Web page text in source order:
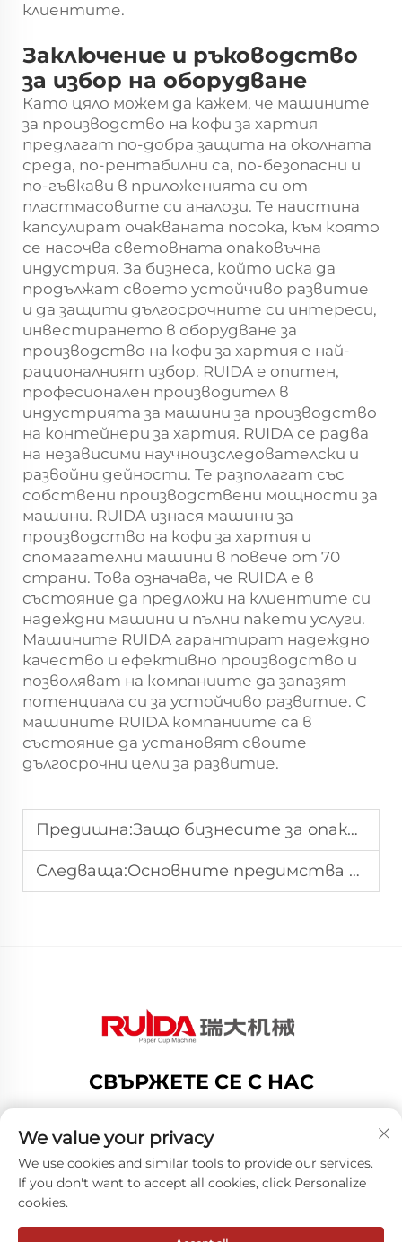
клиентите.
Заключение и ръководство
за избор на оборудване
Като цяло можем да кажем, че машините
за производство на кофи за хартия
предлагат по-добра защита на околната
среда, по-рентабилни са, по-безопасни и
по-гъвкави в приложенията си от
пластмасовите си аналози. Те наистина
капсулират очакваната посока, към която
се насочва световната опаковъчна
индустрия. За бизнеса, който иска да
продължат своето устойчиво развитие
и да защити дългосрочните си интереси,
инвестирането в оборудване за
производство на кофи за хартия е най-
рационалният избор. RUIDA е опитен,
професионален производител в
индустрията за машини за производство
на контейнери за хартия. RUIDA се радва
на независими научноизследователски и
развойни дейности. Те разполагат със
собствени производствени мощности за
машини. RUIDA изнася машини за
производство на кофи за хартия и
спомагателни машини в повече от 70
страни. Това означава, че RUIDA е в
състояние да предложи на клиентите си
надеждни машини и пълни пакети услуги.
Машините RUIDA гарантират надеждно
качество и ефективно производство и
позволяват на компаниите да запазят
потенциала си за устойчиво развитие. С
машините RUIDA компаниите са в
състояние да установят своите
дългосрочни цели за развитие.
Предишна:Защо бизнесите за опаковки за хранителни продукти имат нужда от машина за производство на хартиени кофички
Следваща:Основните предимства при използване на автоматична машина за производство на хартиени кофички
СВЪРЖЕТЕ СЕ С НАС
Zone, Ruian City, Zhejiang Province, China
Тел.:+8619883750216
Имейл:[email protected]
We value your privacy
We use cookies and similar tools to provide our services.
If you don't want to accept all cookies, click Personalize
cookies.